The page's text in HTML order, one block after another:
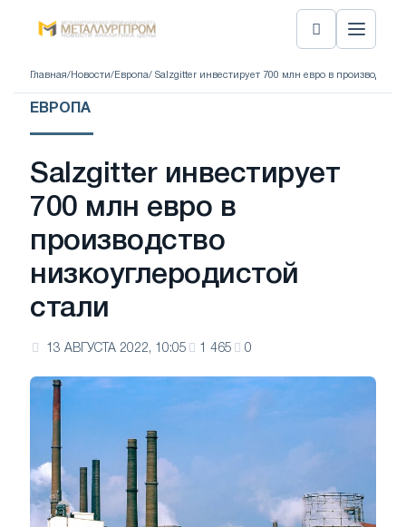
Главная/ Новости/ Европа/ Salzgitter инвестирует 700 млн евро в производство
ЕВРОПА
Salzgitter инвестирует
700 млн евро в
производство
низкоуглеродистой
стали
13 АВГУСТА 2022, 10:05 1 465 0